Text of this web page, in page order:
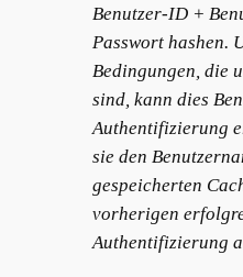
Benutzer-ID +
Passwort hashen.
Bedingungen, die
sind, kann dies
Authentifizierung
sie den
gespeicherten
vorherigen
Authentifizierung